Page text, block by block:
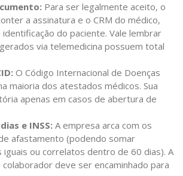
Para ser legalmente aceito, o
a assinatura e o CRM do médico,
do paciente. Vale lembrar
via telemedicina possuem total
O Código Internacional de Doenças
maioria dos atestados médicos. Sua
apenas em casos de abertura de
e INSS: A empresa arca com os
afastamento (podendo somar
ou correlatos dentro de 60 dias). A
deve ser encaminhado para